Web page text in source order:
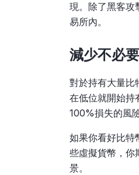
現。除了黑客攻
易所內。
減少不必
對於持有大量比
在低位就開始持
100%損失的風
如果你看好比特
些虛擬貨幣，你
景。